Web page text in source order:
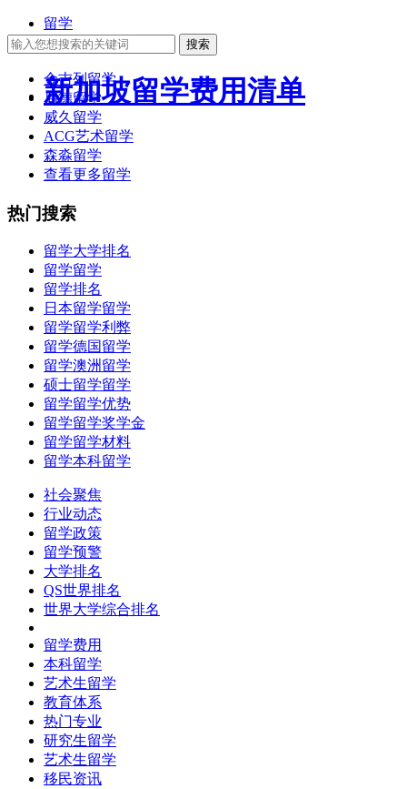
留学
大学排名
新加坡留学费用清单
搜索
金吉列留学
启德留学
威久留学
ACG艺术留学
森淼留学
查看更多留学
热门搜索
留学大学排名
留学留学
留学排名
日本留学留学
留学留学利弊
留学德国留学
留学澳洲留学
硕士留学留学
留学留学优势
留学留学奖学金
留学留学材料
留学本科留学
社会聚焦
行业动态
留学政策
留学预警
大学排名
QS世界排名
世界大学综合排名
留学费用
本科留学
艺术生留学
教育体系
热门专业
研究生留学
艺术生留学
移民资讯